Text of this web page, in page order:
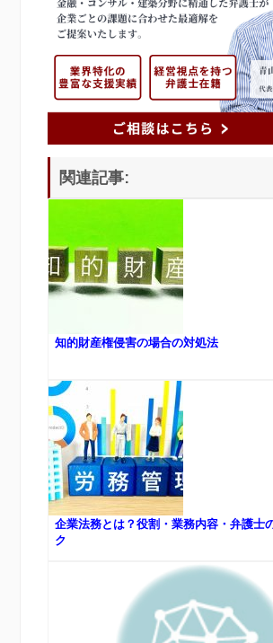
関連記事:
知的財産権侵害の場合の対処法
企業法務とは？役割・業務内容・弁護士
ク